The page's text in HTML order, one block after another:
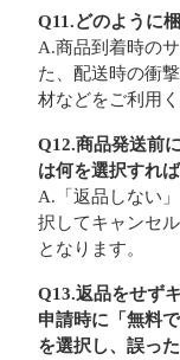
Q11.どのように
A.商品到着時の
た、配送時の衝
材などをご利用く
Q12.商品発送前
は何を選択すれ
A.「返品しない
択してキャンセ
となります。
Q13.返品をせず
申請時に「無料
を選択し、誤っ